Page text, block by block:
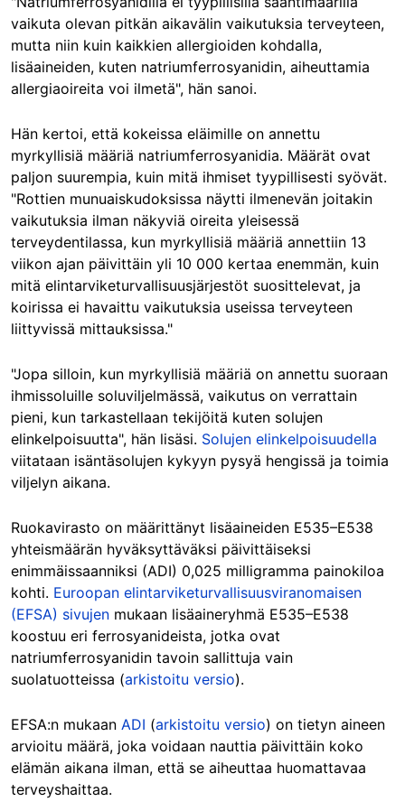
vaikuta olevan pitkän aikavälin vaikutuksia terveyteen,
mutta niin kuin kaikkien allergioiden kohdalla,
lisäaineiden, kuten natriumferrosyanidin, aiheuttamia
allergiaoireita voi ilmetä", hän sanoi.
Hän kertoi, että kokeissa eläimille on annettu
myrkyllisiä määriä natriumferrosyanidia. Määrät ovat
paljon suurempia, kuin mitä ihmiset tyypillisesti syövät.
"Rottien munuaiskudoksissa näytti ilmenevän joitakin
vaikutuksia ilman näkyviä oireita yleisessä
terveydentilassa, kun myrkyllisiä määriä annettiin 13
viikon ajan päivittäin yli 10 000 kertaa enemmän, kuin
mitä elintarviketurvallisuusjärjestöt suosittelevat, ja
koirissa ei havaittu vaikutuksia useissa terveyteen
liittyvissä mittauksissa."
"Jopa silloin, kun myrkyllisiä määriä on annettu suoraan
ihmissoluille soluviljelmässä, vaikutus on verrattain
pieni, kun tarkastellaan tekijöitä kuten solujen
elinkelpoisuutta", hän lisäsi. Solujen elinkelpoisuudella
viitataan isäntäsolujen kykyyn pysyä hengissä ja toimia
viljelyn aikana.
Ruokavirasto on määrittänyt lisäaineiden E535–E538
yhteismäärän hyväksyttäväksi päivittäiseksi
enimmäissaanniksi (ADI) 0,025 milligramma painokiloa
kohti. Euroopan elintarviketurvallisuusviranomaisen
(EFSA) sivujen mukaan lisäaineryhmä E535–E538
koostuu eri ferrosyanideista, jotka ovat
natriumferrosyanidin tavoin sallittuja vain
suolatuotteissa (arkistoitu versio).
EFSA:n mukaan ADI (arkistoitu versio) on tietyn aineen
arvioitu määrä, joka voidaan nauttia päivittäin koko
elämän aikana ilman, että se aiheuttaa huomattavaa
terveyshaittaa.